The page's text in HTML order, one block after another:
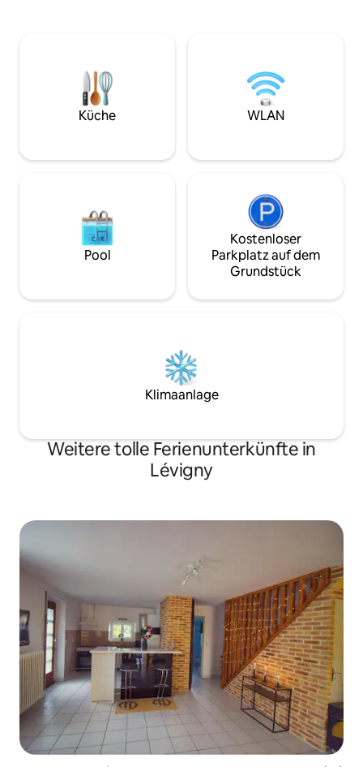
typischen Troyan-Gebäude. Ideal für
Familien und Freunde, die Geschichte
und Architektur schätzen. Wer
empfindlich auf Glocken reagiert, sollte
mit direktem
Nigloland 25km
Colombey les
historische
Küche WLAN
Pool
Kostenloser
Parkplatz auf dem
Grundstück
Klimaanlage
Weitere tolle Ferienunterkünfte in
Lévigny